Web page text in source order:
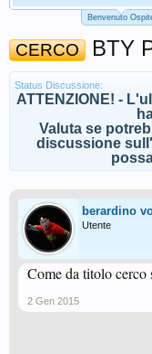
Benvenuto
CERCO BTY
Status Discussione:
ATTENZIONE! -
Valuta se
discussione
berardino
Utente
Come da titolo cerco
2 Gen 2015